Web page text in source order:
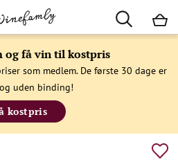
og få vin til kostpris
som medlem. De første 30 dage er
uden binding!
kostpris